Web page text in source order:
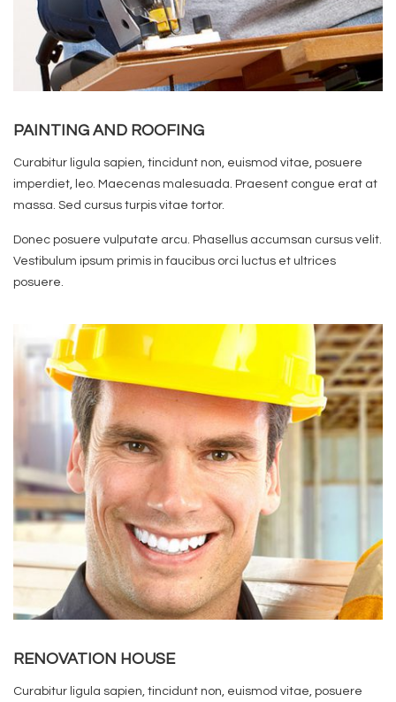
PAINTING AND ROOFING
Curabitur ligula sapien, tincidunt non, euismod vitae, posuere
imperdiet, leo. Maecenas malesuada. Praesent congue erat at
massa. Sed cursus turpis vitae tortor.
Donec posuere vulputate arcu. Phasellus accumsan cursus velit.
Vestibulum ipsum primis in faucibus orci luctus et ultrices
posuere.
RENOVATION HOUSE
Curabitur ligula sapien, tincidunt non, euismod vitae, posuere